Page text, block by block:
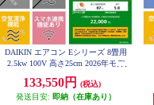
DAIKIN エアコン Eシリーズ 8畳用
2.5kw 100V 高さ25cm 2026年モデ
133,550円
(税込)
発送目安: 即納（在庫あり）